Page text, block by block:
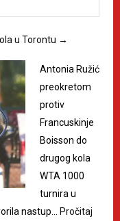
u Torontu →
Antonia Ružić
preokretom
protiv
Francuskinje
Boisson do
drugog kola
WTA 1000
turnira u
nastup… Pročitaj